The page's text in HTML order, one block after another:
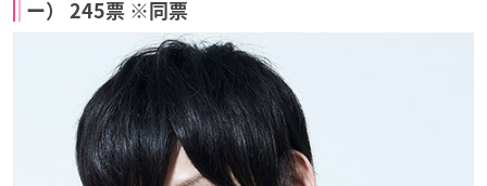
ー） 245票 ※同票